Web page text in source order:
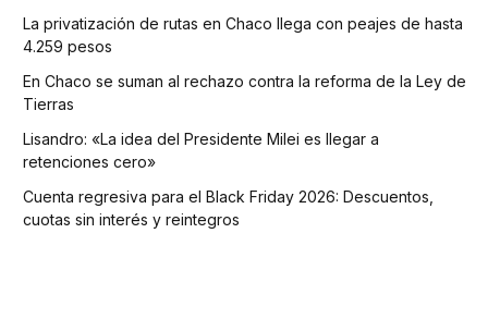
La privatización de rutas en Chaco llega con peajes de hasta
4.259 pesos
En Chaco se suman al rechazo contra la reforma de la Ley de
Tierras
Lisandro: «La idea del Presidente Milei es llegar a
retenciones cero»
Cuenta regresiva para el Black Friday 2026: Descuentos,
cuotas sin interés y reintegros